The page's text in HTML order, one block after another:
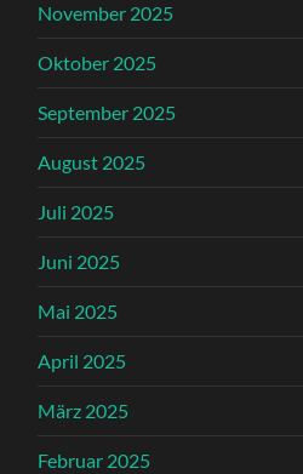
November 2025
Oktober 2025
September 2025
August 2025
Juli 2025
Juni 2025
Mai 2025
April 2025
März 2025
Februar 2025